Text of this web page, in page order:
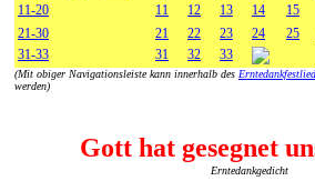
11-20
11 12 13 14 15
21-30
21 22 23 24 25
31-33
31 32 33
(Mit obiger Navigationsleiste kann innerhalb des
werden)
Gott hat gesegnet
Erntedankgedicht